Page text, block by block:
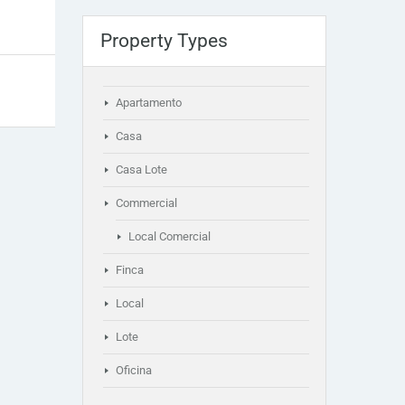
Property Types
Apartamento
Casa
Casa Lote
Commercial
Local Comercial
Finca
Local
Lote
Oficina